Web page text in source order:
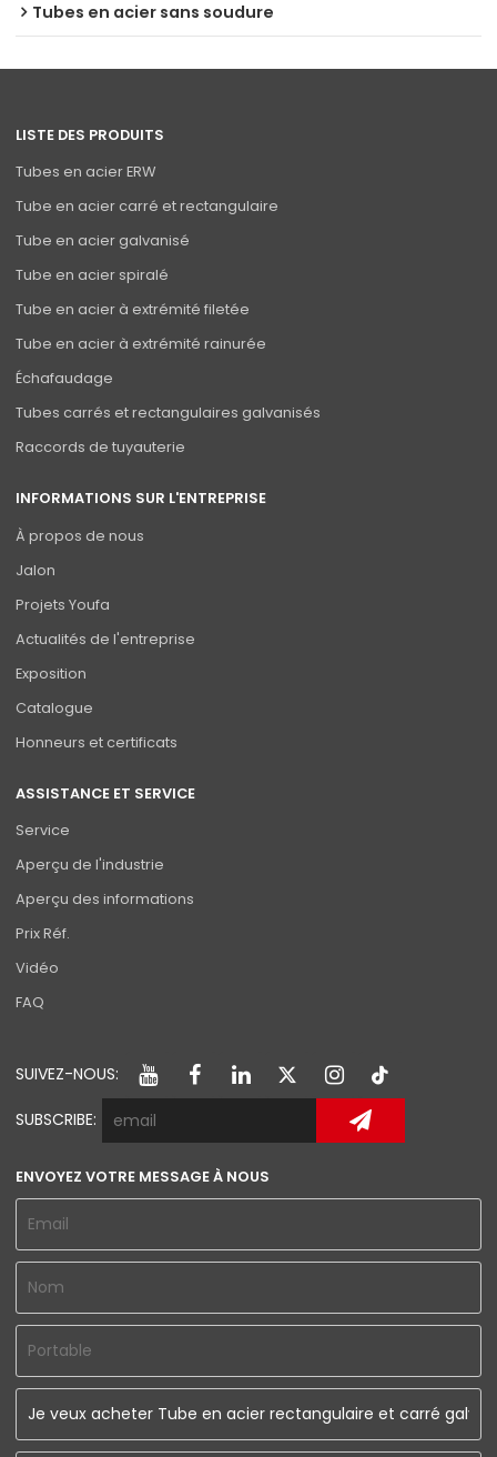
Tubes en acier sans soudure
LISTE DES PRODUITS
Tubes en acier ERW
Tube en acier carré et rectangulaire
Tube en acier galvanisé
Tube en acier spiralé
Tube en acier à extrémité filetée
Tube en acier à extrémité rainurée
Échafaudage
Tubes carrés et rectangulaires galvanisés
Raccords de tuyauterie
INFORMATIONS SUR L'ENTREPRISE
À propos de nous
Jalon
Projets Youfa
Actualités de l'entreprise
Exposition
Catalogue
Honneurs et certificats
ASSISTANCE ET SERVICE
Service
Aperçu de l'industrie
Aperçu des informations
Prix Réf.
Vidéo
FAQ
SUIVEZ-NOUS:
SUBSCRIBE:
ENVOYEZ VOTRE MESSAGE À NOUS